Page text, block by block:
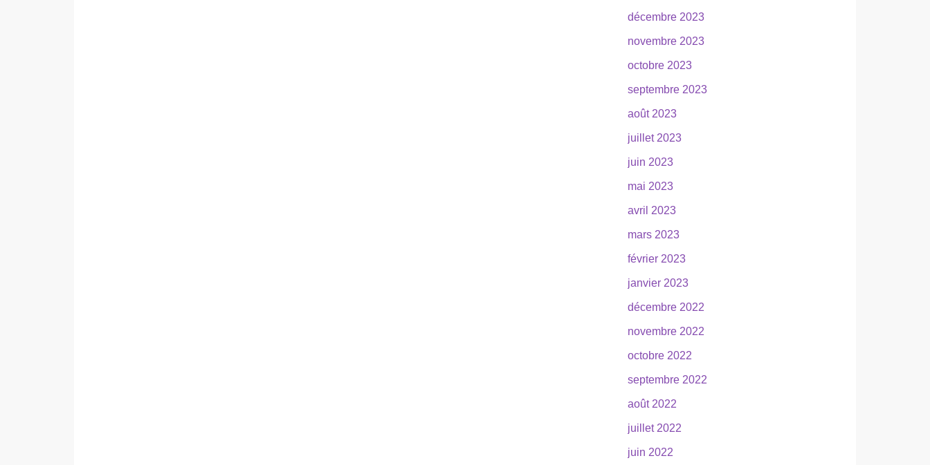
décembre 2023
novembre 2023
octobre 2023
septembre 2023
août 2023
juillet 2023
juin 2023
mai 2023
avril 2023
mars 2023
février 2023
janvier 2023
décembre 2022
novembre 2022
octobre 2022
septembre 2022
août 2022
juillet 2022
juin 2022